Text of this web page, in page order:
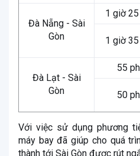
Đà Nẵng - Sài
Gòn
1 giờ
1 giờ
Đà Lạt - Sài
Gòn
55
50
Với việc sử dụng phương
máy bay đã giúp cho quá
thành tới Sài Gòn được rút